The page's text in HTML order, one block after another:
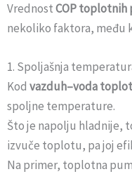
VrednostCOP toplotnih
nekoliko faktora, među
1. Spoljašnja
Kod vazduh–voda
spoljne temperature.
Što je napolju hladnije,
izvuče toplotu, pa joj
Na primer, toplotna